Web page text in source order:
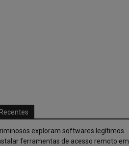
exploram softwares legítimos
ferramentas de acesso remoto em